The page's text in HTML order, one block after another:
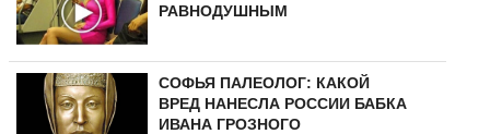
РАВНОДУШНЫМ
СОФЬЯ ПАЛЕОЛОГ: КАКОЙ
ВРЕД НАНЕСЛА РОССИИ БАБКА
ИВАНА ГРОЗНОГО